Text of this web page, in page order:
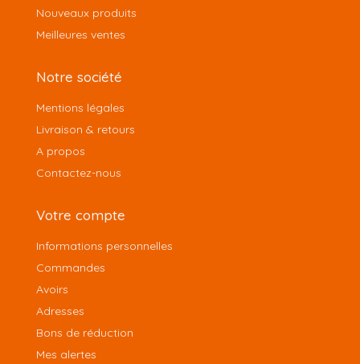
Nouveaux produits
Meilleures ventes
Notre société
Mentions légales
Livraison & retours
A propos
Contactez-nous
Votre compte
Informations personnelles
Commandes
Avoirs
Adresses
Bons de réduction
Mes alertes